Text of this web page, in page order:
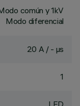
común y 1kV
Modo diferencial
20 A / - µs
1
LED